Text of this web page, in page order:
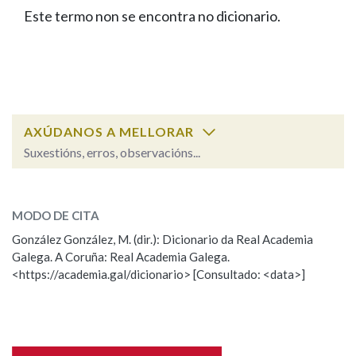
FIGURAS HOMENAXEADAS
PORTAL DAS PALABRAS
Facebook
TwitterYoutubeInstagram
Bluesky
BUSCAR NOS LEMAS
Remata por
BUSCAR NO CONTIDO
Nas definicións
Este termo non se encontra no dicionario.
AXÚDANOS A MELLORAR
Suxestións, erros, observacións...
Observación
Nome
MODO DE CITA
González González, M. (dir.): Dicionario da Real Academia
Galega. A Coruña: Real Academia Galega.
<https://academia.gal/dicionario> [Consultado: <data>]